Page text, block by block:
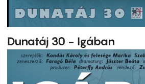
Dunatáj 30 - Igában